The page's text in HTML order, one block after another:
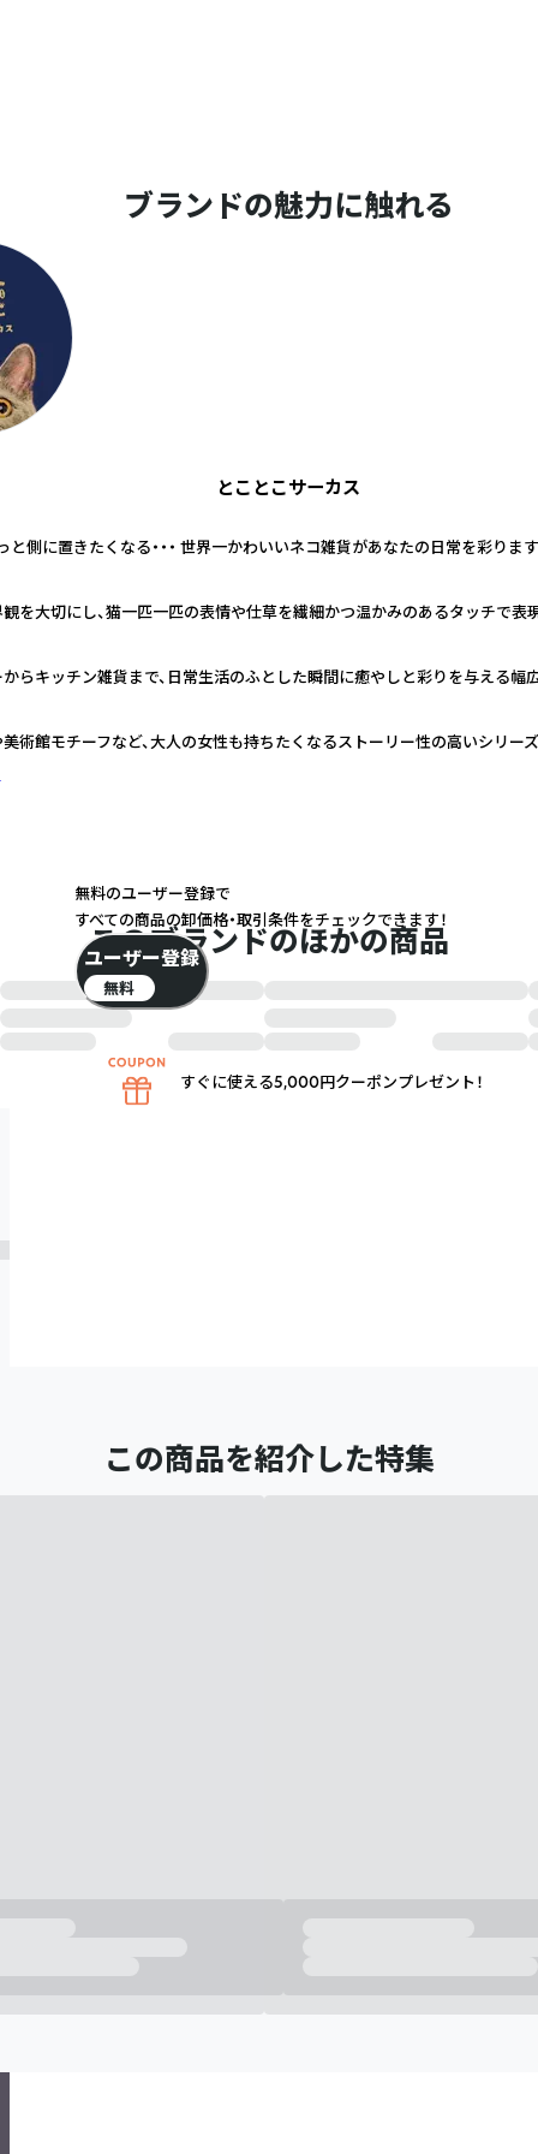
ブランドの魅力に触れる
とことこサーカス
と側に置きたくなる・・・ 世界一かわいいネコ雑貨があなたの日常を彩ります
を大切にし、猫一匹一匹の表情や仕草を繊細かつ温かみのあるタッチで表
らキッチン雑貨まで、日常生活のふとした瞬間に癒やしと彩りを与える幅
術館モチーフなど、大人の女性も持ちたくなるストーリー性の高いシリー
このブランドのほかの商品
この商品を紹介した特集
無料のユーザー登録で
すべての商品の卸価格・取引条件をチェックできます！
ユーザー登録
無料
すぐに使える5,000円クーポンプレゼント！